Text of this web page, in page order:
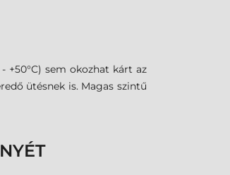
+50°C) sem okozhat kárt az
ütésnek is. Magas szintű